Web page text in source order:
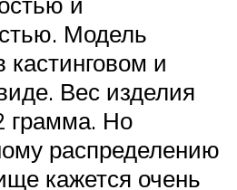
Модель
кастинговом и
Вес изделия
грамма. Но
распределению
кажется очень